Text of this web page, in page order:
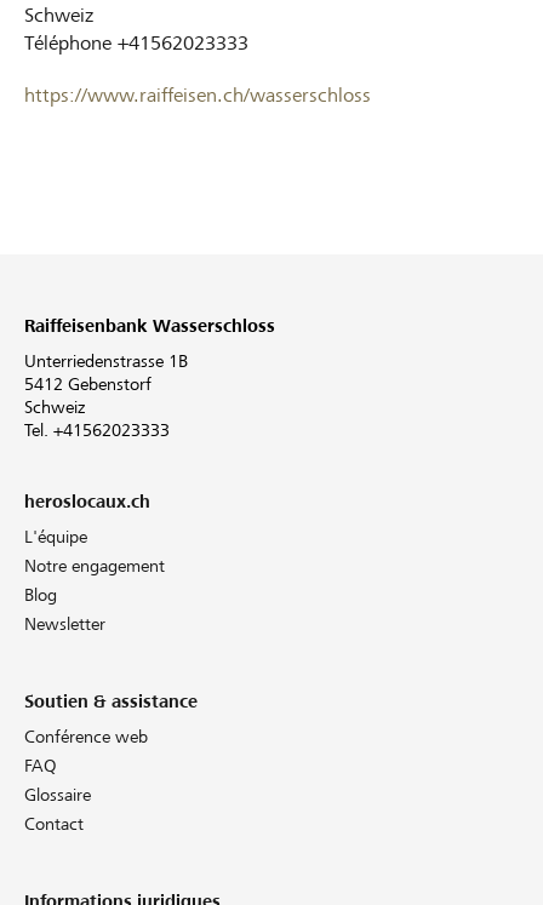
Schweiz
Téléphone +41562023333
https://www.raiffeisen.ch/wasserschloss
Raiffeisenbank Wasserschloss
Unterriedenstrasse 1B
5412 Gebenstorf
Schweiz
Tel. +41562023333
heroslocaux.ch
L'équipe
Notre engagement
Blog
Newsletter
Soutien & assistance
Conférence web
FAQ
Glossaire
Contact
Informations juridiques